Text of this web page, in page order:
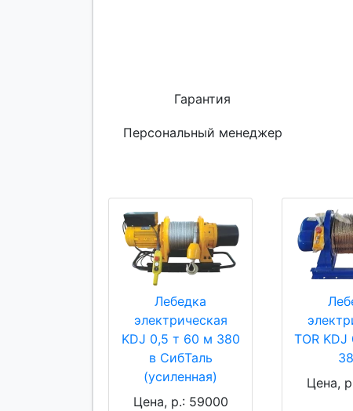
Гарантия
Персональный менеджер
Лебедка
электрическая
KDJ 0,5 т 60 м 380
в СибТаль
(усиленная)
Цена, р.: 59000
TOR
Цена,